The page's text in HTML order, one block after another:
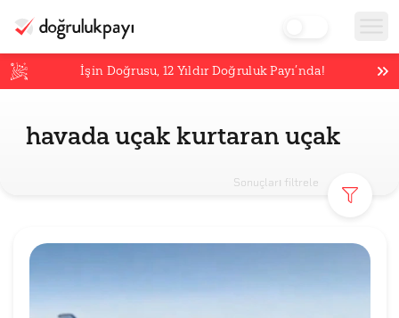
İşin Doğrusu,12 Yıldır Doğruluk Payı’nda!
havada uçak kurtaran uçak
Sonuçları filtrele